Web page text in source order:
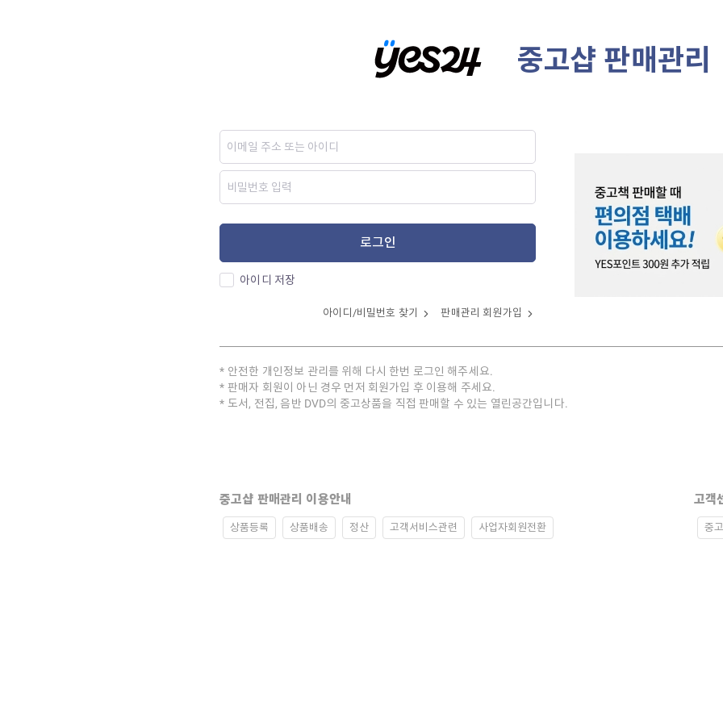
중고샵 판매관리
로그인
아이디 저장
아이디/비밀번호 찾기 판매관리 회원가입
안전한 개인정보 관리를 위해 다시 한번 로그인 해주세요.
판매자 회원이 아닌 경우 먼저 회원가입 후 이용해 주세요.
도서, 전집, 음반 DVD의 중고상품을 직접 판매할 수 있는 열린공간입니다.
중고샵 판매관리 이용안내
상품등록 상품배송 정산 고객서비스관련 사업자회원전환
고객
중